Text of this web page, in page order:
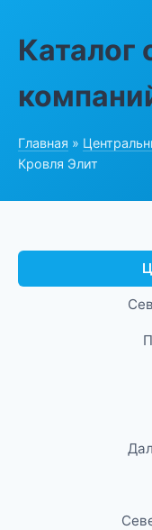
Каталог
Главная »
Кровля Элит